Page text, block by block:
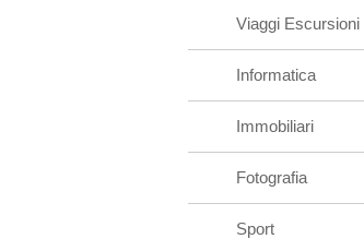
Viaggi Escursioni
Informatica
Immobiliari
Fotografia
Sport